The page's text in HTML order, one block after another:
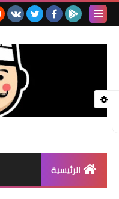
الرئيسية